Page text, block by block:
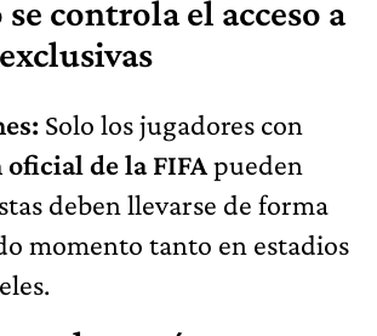
controla el acceso a
Solo los jugadores con
de la FIFApueden
deben llevarse de forma
momento tanto en estadios